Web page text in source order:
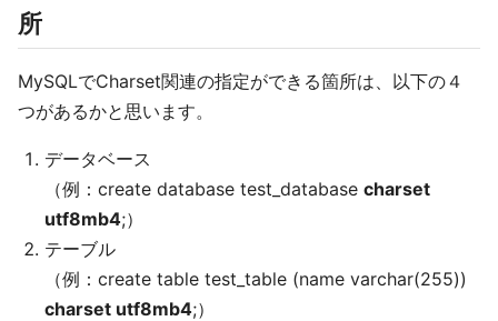
所
MySQLでCharset関連の指定ができる箇所は、以下の４
つがあるかと思います。
データベース
（例：create database test_database charset
utf8mb4;）
テーブル
（例：create table test_table (name varchar(255))
charset utf8mb4;）